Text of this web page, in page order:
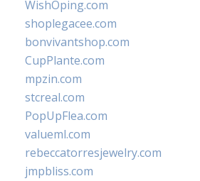
WishOping.com
shoplegacee.com
bonvivantshop.com
CupPlante.com
mpzin.com
stcreal.com
PopUpFlea.com
valueml.com
rebeccatorresjewelry.com
jmpbliss.com